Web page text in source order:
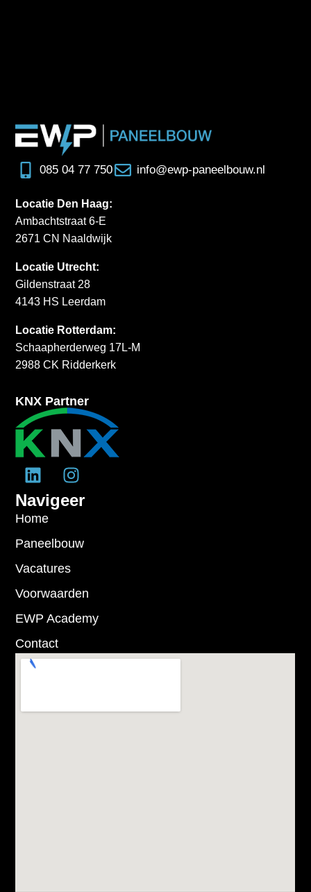
085 04 77 750 info@ewp-paneelbouw.nl
Locatie Den Haag:
Ambachtstraat 6-E
2671 CN Naaldwijk
Locatie Utrecht:
Gildenstraat 28
4143 HS Leerdam
Locatie Rotterdam:
Schaapherderweg 17L-M
2988 CK Ridderkerk
KNX Partner
Navigeer
Home
Paneelbouw
Vacatures
Voorwaarden
EWP Academy
Contact